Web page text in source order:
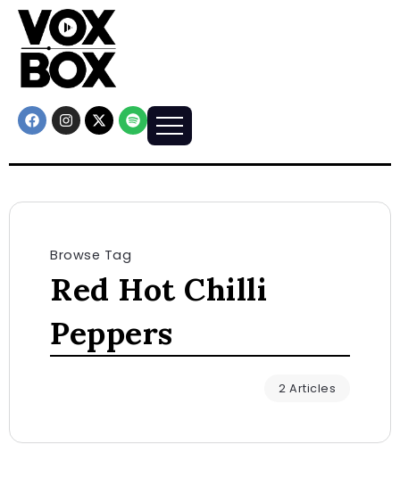
Browse Tag
Red Hot Chilli
Peppers
2 Articles